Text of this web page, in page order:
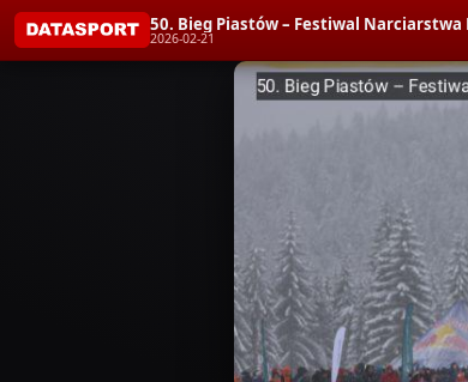
50. Bieg Piastów – Festiwal Narciarstwa
2026-02-21